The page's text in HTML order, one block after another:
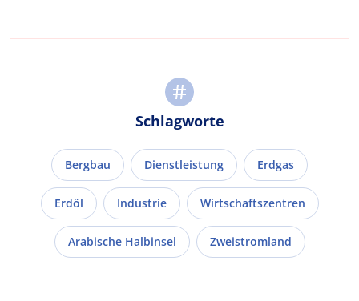
Schlagworte
Bergbau Dienstleistung Erdgas
Erdöl Industrie Wirtschaftszentren
Arabische Halbinsel Zweistromland